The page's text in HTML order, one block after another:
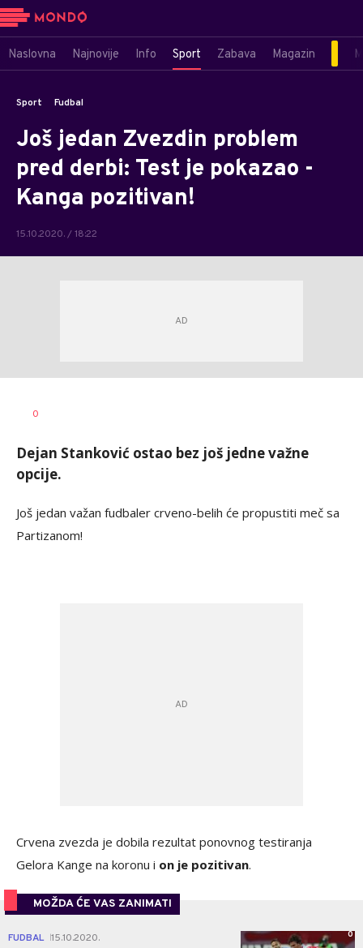
Naslovna Najnovije Info Sport Zabava Magazin
Sport Fudbal
Još jedan Zvezdin problem
pred derbi: Test je pokazao -
Kanga pozitivan!
15.10.2020. / 18:22
AUTOR
0
Dejan Stanković ostao bez još jedne važne
opcije.
Još jedan važan fudbaler crveno-belih će propustiti meč sa
Partizanom!
Crvena zvezda je dobila rezultat ponovnog testiranja
Gelora Kange na koronu i on je pozitivan.
MOŽDA ĆE VAS ZANIMATI
FUDBAL 15.10.2020. 0